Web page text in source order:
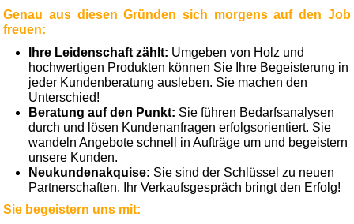
Genau aus diesen Gründen sich morgens auf den Job
freuen:
Ihre Leidenschaft zählt: Umgeben von Holz und
hochwertigen Produkten können Sie Ihre Begeisterung in
jeder Kundenberatung ausleben. Sie machen den
Unterschied!
Beratung auf den Punkt: Sie führen Bedarfsanalysen
durch und lösen Kundenanfragen erfolgsorientiert. Sie
wandeln Angebote schnell in Aufträge um und begeistern
unsere Kunden.
Neukundenakquise: Sie sind der Schlüssel zu neuen
Partnerschaften. Ihr Verkaufsgespräch bringt den Erfolg!
Sie begeistern uns mit: